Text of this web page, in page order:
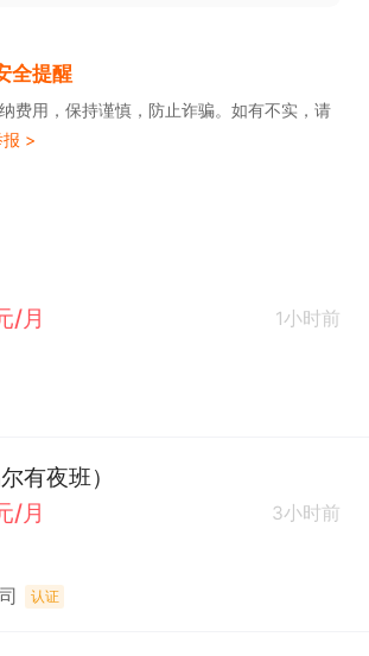
全提醒
费用，保持谨慎，防止诈骗。如有不实，请
报 >
/月
1小时前
有夜班）
/月
3小时前
认证